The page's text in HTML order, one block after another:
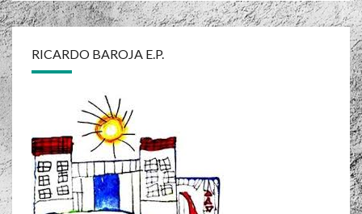
RICARDO BAROJA E.P.